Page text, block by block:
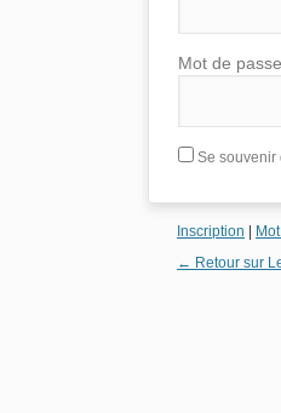
Mot de passe
Se souvenir
Inscription
← Retour sur